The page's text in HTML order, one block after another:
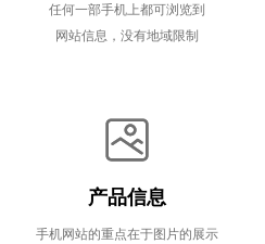
任何一部手机上都可浏览到
网站信息，没有地域限制
产品信息
手机网站的重点在于图片的展示